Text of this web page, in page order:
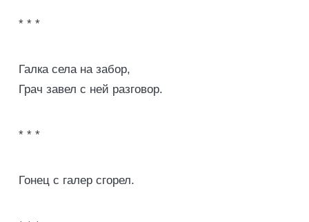
* * *
Галка села на забор,
Грач завел с ней разговор.
* * *
Гонец с галер сгорел.